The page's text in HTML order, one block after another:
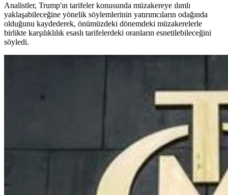
Analistler, Trump'ın tarifeler konusunda müzakereye ılımlı
yaklaşabileceğine yönelik söylemlerinin yatırımcıların odağında
olduğunu kaydederek, önümüzdeki dönemdeki müzakerelerle
birlikte karşılıklılık esaslı tarifelerdeki oranların esnetilebileceğini
söyledi.